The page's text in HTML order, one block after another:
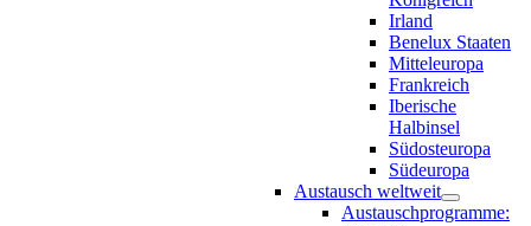
Irland
Benelux Staaten
Mitteleuropa
Frankreich
Iberische
Halbinsel
Südosteuropa
Südeuropa
Austausch weltweit
Austauschprogramme: